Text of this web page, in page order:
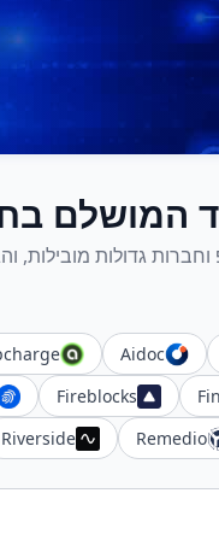
המושלם
גדולות מובילות,
Aidoc
Fireblocks
Remedio
Riverside